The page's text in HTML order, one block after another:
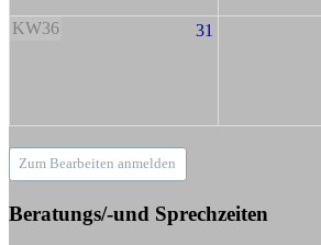
KW36 31
Zum Bearbeiten anmelden
Beratungs/-und Sprechzeiten